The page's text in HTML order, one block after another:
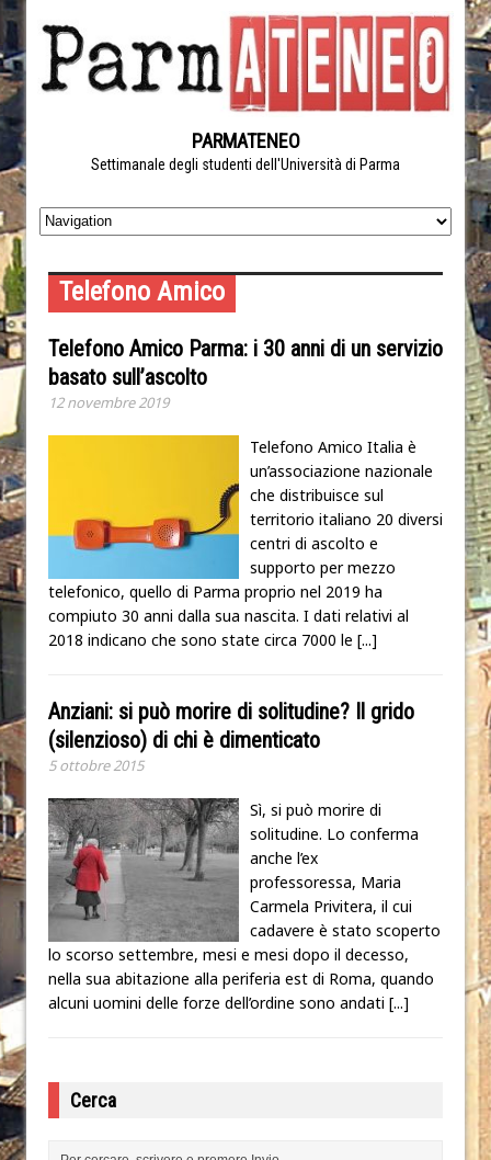
PARMATENEO
Settimanale degli studenti dell'Università di Parma
Telefono Amico
Telefono Amico Parma: i 30 anni di un servizio
basato sull’ascolto
12 novembre 2019
Telefono Amico Italia è
un’associazione nazionale
che distribuisce sul
territorio italiano 20 diversi
centri di ascolto e
supporto per mezzo
telefonico, quello di Parma proprio nel 2019 ha
compiuto 30 anni dalla sua nascita. I dati relativi al
2018 indicano che sono state circa 7000 le [...]
Anziani: si può morire di solitudine? Il grido
(silenzioso) di chi è dimenticato
5 ottobre 2015
Sì, si può morire di
solitudine. Lo conferma
anche l’ex
professoressa, Maria
Carmela Privitera, il cui
cadavere è stato scoperto
lo scorso settembre, mesi e mesi dopo il decesso,
nella sua abitazione alla periferia est di Roma, quando
alcuni uomini delle forze dell’ordine sono andati [...]
Cerca